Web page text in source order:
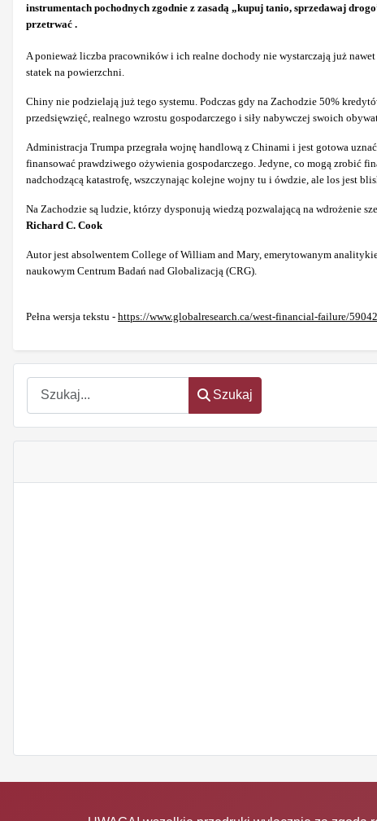
Szukaj
Szukaj
instrumentach pochodnych zgodnie z zasadą „kupuj tanio, sprzedawaj
przetrwać .
A ponieważ liczba pracowników i ich realne dochody nie wystarczają już
statek na powierzchni.
Chiny nie podzielają już tego systemu. Podczas gdy na Zachodzie 50%
przedsięwzięć, realnego wzrostu gospodarczego i siły nabywczej swoich
Administracja Trumpa przegrała wojnę handlową z Chinami i jest gotowa
finansować prawdziwego ożywienia gospodarczego. Jedyne, co mogą zrobić
nadchodzącą katastrofę, wszczynając kolejne wojny tu i ówdzie, ale los jest
Na Zachodzie są ludzie, którzy dysponują wiedzą pozwalającą na wdrożenie
Richard C. Cook
Autor jest absolwentem College of William and Mary, emerytowanym
naukowym Centrum Badań nad Globalizacją (CRG).
Pełna wersja tekstu - https://www.globalresearch.ca/west-financial-failure/